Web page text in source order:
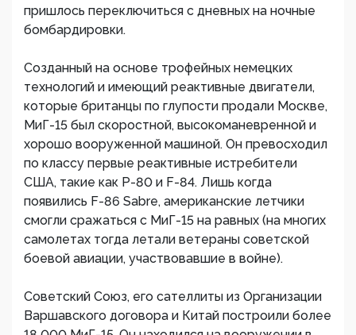
пришлось переключиться с дневных на ночные
бомбардировки.
Созданный на основе трофейных немецких
технологий и имеющий реактивные двигатели,
которые британцы по глупости продали Москве,
МиГ-15 был скоростной, высокоманевренной и
хорошо вооруженной машиной. Он превосходил
по классу первые реактивные истребители
США, такие как P-80 и F-84. Лишь когда
появились F-86 Sabre, американские летчики
смогли сражаться с МиГ-15 на равных (на многих
самолетах тогда летали ветераны советской
боевой авиации, участвовавшие в войне).
Советский Союз, его сателлиты из Организации
Варшавского договора и Китай построили более